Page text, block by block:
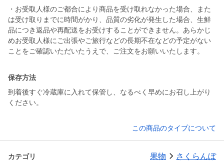
・お受取人様のご都合により商品を受け取れなかった場合、また
は受け取りまでに時間がかり、品質の劣化が発生した場合、生鮮
品につき返品や再配送をお受けすることができません。あらかじ
めお受取人様にご出張やご旅行などの長期不在などの予定がない
ことをご確認いただいたうえで、ご注文をお願いいたします。
保存方法
到着後すぐ冷蔵庫に入れて保管し、なるべく早めにお召し上がり
ください。
この商品のタイプについて
カテゴリ 果物 さくらんぼ